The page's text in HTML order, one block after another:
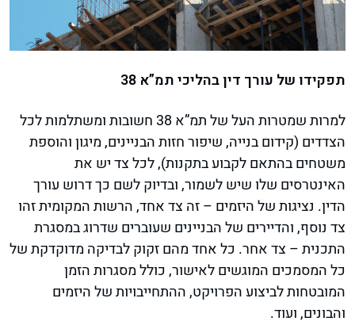
תפקידו של עורך דין בהליכי תמ”א 38
למרות שמטרות העל של תמ”א 38 חשובות ומשתלמות לכל
הצדדים (קידום בנייה, שיפור חזות הבניינים, מיגון והוספת
משטחים בהתאם לקבוע בתקנות), לכל צד יש את
האינטרסים שלו שיש לשמור, ובדיוק לשם כך דרוש עורך
הדין. נציגות של היזמים – זה צד אחד, הרשות המקומית זהו
צד נוסף, והדיירים של הבניינים שעוברים שדרוג במסגרת
התכנית – צד אחר. כל אחד מהם זקוק לבדיקה מדוקדקת של
כל המסמכים המוגשים לאישור, כולל מסגרות הזמן
המובטחות לביצוע הפרויקט, ההתחייבויות של היזמים
והבונים, ועוד.